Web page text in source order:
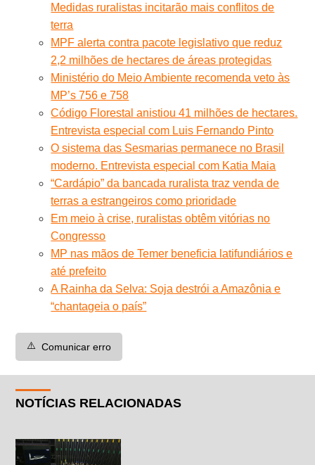
Medidas ruralistas incitarão mais conflitos de
terra
MPF alerta contra pacote legislativo que reduz
2,2 milhões de hectares de áreas protegidas
Ministério do Meio Ambiente recomenda veto às
MP’s 756 e 758
Código Florestal anistiou 41 milhões de hectares.
Entrevista especial com Luis Fernando Pinto
O sistema das Sesmarias permanece no Brasil
moderno. Entrevista especial com Katia Maia
“Cardápio” da bancada ruralista traz venda de
terras a estrangeiros como prioridade
Em meio à crise, ruralistas obtêm vitórias no
Congresso
MP nas mãos de Temer beneficia latifundiários e
até prefeito
A Rainha da Selva: Soja destrói a Amazônia e
“chantageia o país”
⚠️ Comunicar erro
NOTÍCIAS RELACIONADAS